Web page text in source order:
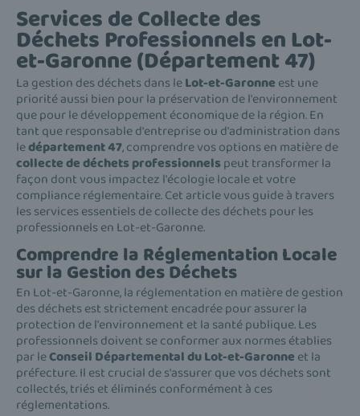
Services de Collecte des
Déchets Professionnels en Lot-
et-Garonne (Département 47)
La gestion des déchets dans leLot-et-Garonne est une
priorité aussi bien pour la préservation de l'environnement
que pour le développement économique de la région. En
tant que responsable d'entreprise ou d'administration dans
ledépartement 47, comprendre vos options en matière de
collecte de déchets professionnels peut transformer la
façon dont vous impactez l'écologie locale et votre
compliance réglementaire. Cet article vous guide à travers
les services essentiels de collecte des déchets pour les
professionnels en Lot-et-Garonne.
Comprendre la Réglementation Locale
sur la Gestion des Déchets
En Lot-et-Garonne, la réglementation en matière de gestion
des déchets est strictement encadrée pour assurer la
protection de l'environnement et la santé publique. Les
professionnels doivent se conformer aux normes établies
par leConseil Départemental du Lot-et-Garonne et la
préfecture. Il est crucial de s'assurer que vos déchets sont
collectés, triés et éliminés conformément à ces
réglementations.